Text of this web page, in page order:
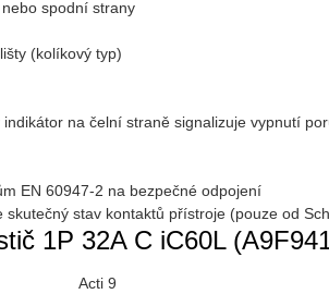
spodní strany
(kolíkový typ)
na čelní straně signalizuje vypnutí
EN 60947-2 na bezpečné odpojení
skutečný stav kontaktů přístroje (pouze od
1P 32A C iC60L
Acti 9